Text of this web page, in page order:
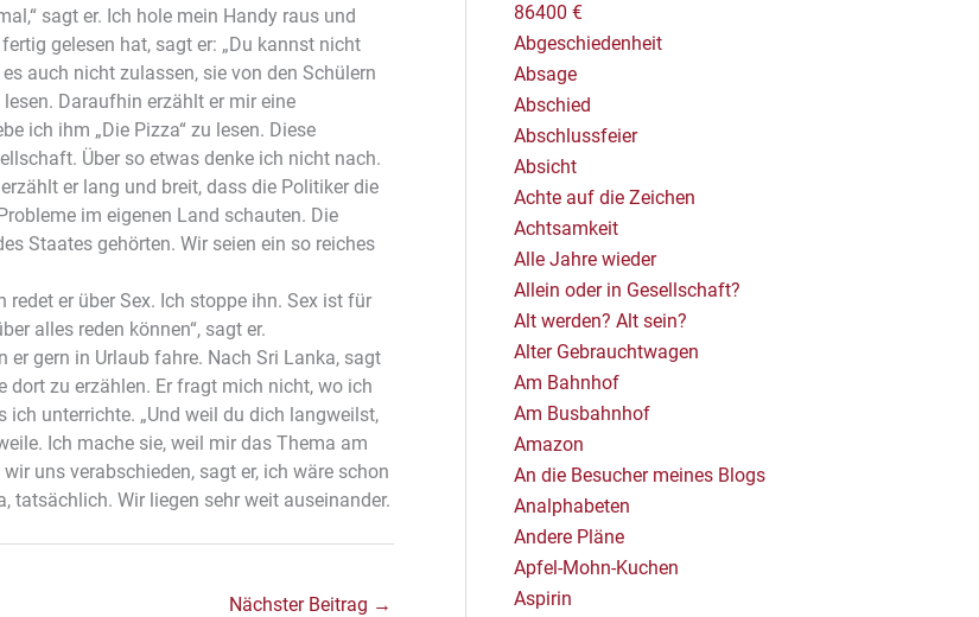
sagt er. Ich hole mein Handy raus und
gelesen hat, sagt er: „Du kannst nicht
auch nicht zulassen, sie von den Schülern
Daraufhin erzählt er mir eine
ich ihm „Die Pizza“ zu lesen. Diese
Über so etwas denke ich nicht nach.
er lang und breit, dass die Politiker die
im eigenen Land schauten. Die
Staates gehörten. Wir seien ein so reiches
er über Sex. Ich stoppe ihn. Sex ist für
alles reden können“, sagt er.
er gern in Urlaub fahre. Nach Sri Lanka, sagt
zu erzählen. Er fragt mich nicht, wo ich
unterrichte. „Und weil du dich langweilst,
Ich mache sie, weil mir das Thema am
uns verabschieden, sagt er, ich wäre schon
tatsächlich. Wir liegen sehr weit auseinander.
Nächster Beitrag →
86400 €
Abgeschiedenheit
Absage
Abschied
Abschlussfeier
Absicht
Achte auf die Zeichen
Achtsamkeit
Alle Jahre wieder
Allein oder in Gesellschaft?
Alt werden? Alt sein?
Alter Gebrauchtwagen
Am Bahnhof
Am Busbahnhof
Amazon
An die Besucher meines Blogs
Analphabeten
Andere Pläne
Apfel-Mohn-Kuchen
Aspirin